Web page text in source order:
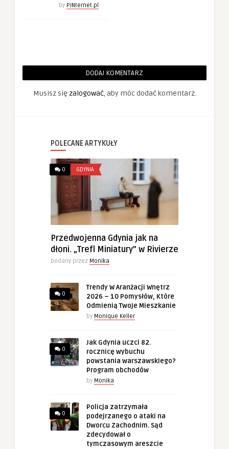
by PINternet.pl
DODAJ KOMENTARZ
Musisz się zalogować, aby móc dodać komentarz.
POLECANE ARTYKUŁY
0 GDYNIA
Przedwojenna Gdynia jak na
dłoni. „Trefl Miniatury” w Rivierze
Dodany przez Monika
0
Trendy W Aranżacji Wnętrz
2026 – 10 Pomysłów, Które
Odmienią Twoje Mieszkanie
by Monique Keller
0
Jak Gdynia uczci 82.
rocznicę wybuchu
powstania warszawskiego?
Program obchodów
by Monika
0
Policja zatrzymała
podejrzanego o ataki na
Dworcu Zachodnim. Sąd
zdecydował o
tymczasowym areszcie